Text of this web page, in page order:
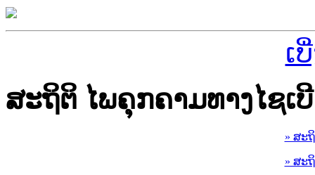
ເ
ສະຖິຕິ ໄພຄຸກຄາມທາງໄຊເບີ
» ສະ
» ສະ